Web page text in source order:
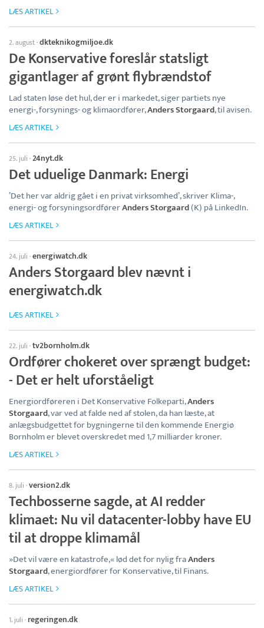
LÆS ARTIKEL
2. august·dkteknikogmiljoe.dk
De Konservative foreslår statsligt
gigantlager af grønt flybrændstof
Lad staten løse det hul, der er i markedet, siger partiets nye
energi-, forsynings- og klimaordfører,Anders Storgaard, til avisen.
LÆS ARTIKEL
25. juli ·24nyt.dk
Det uduelige Danmark: Energi
’Det her var aldrig gået i en privat virksomhed’, skriver Klima-,
energi- og forsyningsordførerAnders Storgaard(K) på LinkedIn.
LÆS ARTIKEL
24. juli ·energiwatch.dk
Anders Storgaard blev nævnt i
energiwatch.dk
LÆS ARTIKEL
22. juli ·tv2bornholm.dk
Ordfører chokeret over sprængt budget:
- Det er helt uforståeligt
Energiordføreren i Det Konservative Folkeparti,Anders
Storgaard, var ved at falde ned af stolen, da han læste, at
anlægsbudgettet for bygningerne til den kommende Energiø
Bornholm er blevet overskredet med 1,7 milliarder kroner.
LÆS ARTIKEL
8. juli ·version2.dk
Techbosserne sagde, at AI redder
klimaet: Nu vil datacenter-lobby have EU
til at droppe klimamål
»Det vil være en katastrofe,« lød det for nylig fraAnders
Storgaard, energiordfører for Konservative, til Finans.
LÆS ARTIKEL
1. juli · regeringen.dk